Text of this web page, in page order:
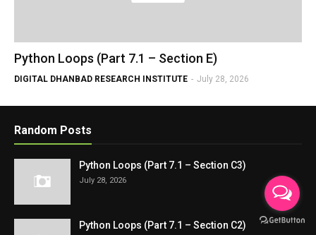
Python Loops (Part 7.1 – Section E)
DIGITAL DHANBAD RESEARCH INSTITUTE - July 28, 2026
Random Posts
Python Loops (Part 7.1 – Section C3)
July 28, 2026
Python Loops (Part 7.1 – Section C2)